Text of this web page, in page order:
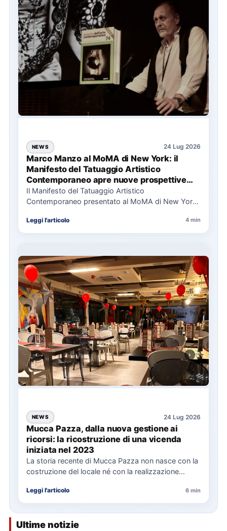
NEWS 24 Lug 2026
Marco Manzo al MoMA di New York: il
Manifesto del Tatuaggio Artistico
Contemporaneo apre nuove prospettive
per il collezionismo
Il Manifesto del Tatuaggio Artistico
Contemporaneo presentato al MoMA di New York
Leggi l'articolo 4 min
NEWS 24 Lug 2026
Mucca Pazza, dalla nuova gestione ai
ricorsi: la ricostruzione di una vicenda
iniziata nel 2023
La storia recente di Mucca Pazza non nasce con la
costruzione del locale né con la realizzazione
Leggi l'articolo 6 min
Ultime notizie